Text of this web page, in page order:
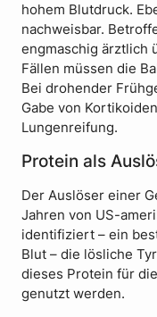
hohem Blutdruck.
nachweisbar.
engmaschig ärztlich
Fällen müssen die
Bei drohender
Gabe von
Lungenreifung.
Protein als
Der Auslöser einer
Jahren von US-
identifiziert – ein
Blut – die lösliche
dieses Protein für
genutzt werden.